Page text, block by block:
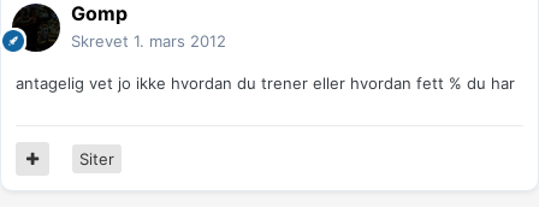
Gomp
Skrevet 1. mars 2012
antagelig vet jo ikke hvordan du trener eller hvordan fett % du har
Siter